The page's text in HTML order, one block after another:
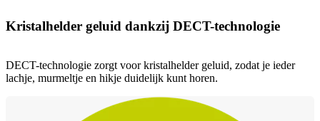
Kristalhelder geluid dankzij DECT-technologie
DECT-technologie zorgt voor kristalhelder geluid, zodat je ieder
lachje, murmeltje en hikje duidelijk kunt horen.